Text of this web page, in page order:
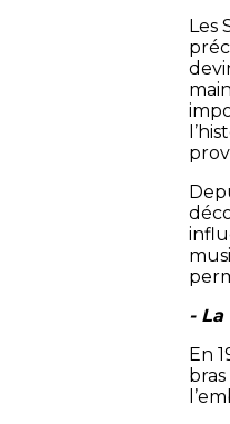
Les
- La
En